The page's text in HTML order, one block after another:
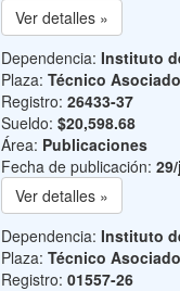
Ver detalles »
Dependencia: Instituto
Plaza: Técnico
Registro: 26433-37
Sueldo: $20,598.68
Área: Publicaciones
Fecha de publicación:
Ver detalles »
Dependencia: Instituto
Plaza: Técnico
Registro: 01557-26